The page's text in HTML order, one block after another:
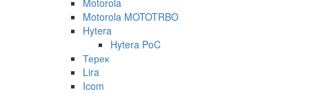
Motorola MOTOTRBO
Hytera
Hytera PoC
Терек
Lira
Icom